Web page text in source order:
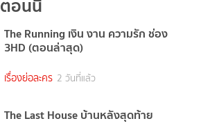
อนนี้
The Running เงิน งาน ความรัก ช่อง
3HD (ตอนล่าสุด)
เรื่องย่อละคร 2 วันที่แล้ว
The Last House บ้านหลังสุดท้าย